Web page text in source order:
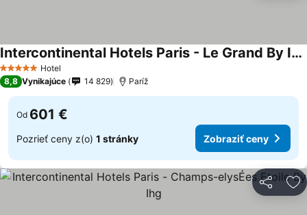
5 Počet hviezdičiek
Hotel
Intercontinental Hotels Paris - Le Grand By Ihg
8,8 Vynikajúce 14 829 Paríž
Od 601 €
Pozrieť ceny z(o) 1 stránky Zobraziť ceny
Zdieľať